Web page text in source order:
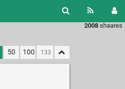
2008 shaares
50 100